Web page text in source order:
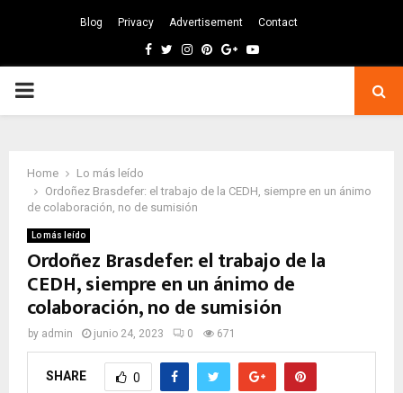
Blog Privacy Advertisement Contact
Facebook
TwitterInstagram
Pinterest
GoogleYoutube
PRIMARY
Home
Lo más leído
Ordoñez Brasdefer: el trabajo de la CEDH, siempre en un ánimo
de colaboración, no de sumisión
Lo más leído
Ordoñez Brasdefer: el trabajo de la
CEDH, siempre en un ánimo de
colaboración, no de sumisión
by admin junio 24, 2023 0 671
SHARE 0